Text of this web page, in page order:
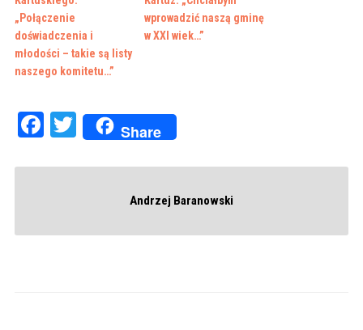
„Połączenie
doświadczenia i
młodości – takie są listy
naszego komitetu…”
wprowadzić naszą gminę
w XXI wiek…”
Facebook
Twitter
Share
Andrzej Baranowski